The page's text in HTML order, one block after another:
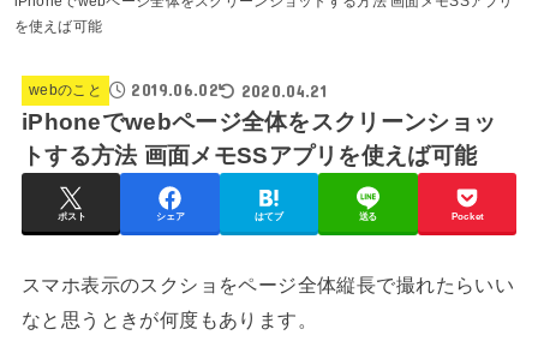
を使えば可能
webのこと 2019.06.02 2020.04.21
iPhoneでwebページ全体をスクリーンショッ
トする方法 画面メモSSアプリを使えば可能
ポスト シェア はてブ 送る Pocket
スマホ表示のスクショをページ全体縦長で撮れたらいい
なと思うときが何度もあります。